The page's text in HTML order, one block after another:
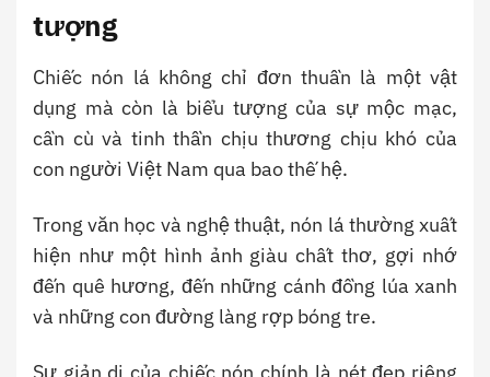
tượng
Chiếc nón lá không chỉ đơn thuần là một vật
dụng mà còn là biểu tượng của sự mộc mạc,
cần cù và tinh thần chịu thương chịu khó của
con người Việt Nam qua bao thế hệ.
Trong văn học và nghệ thuật, nón lá thường xuất
hiện như một hình ảnh giàu chất thơ, gợi nhớ
đến quê hương, đến những cánh đồng lúa xanh
và những con đường làng rợp bóng tre.